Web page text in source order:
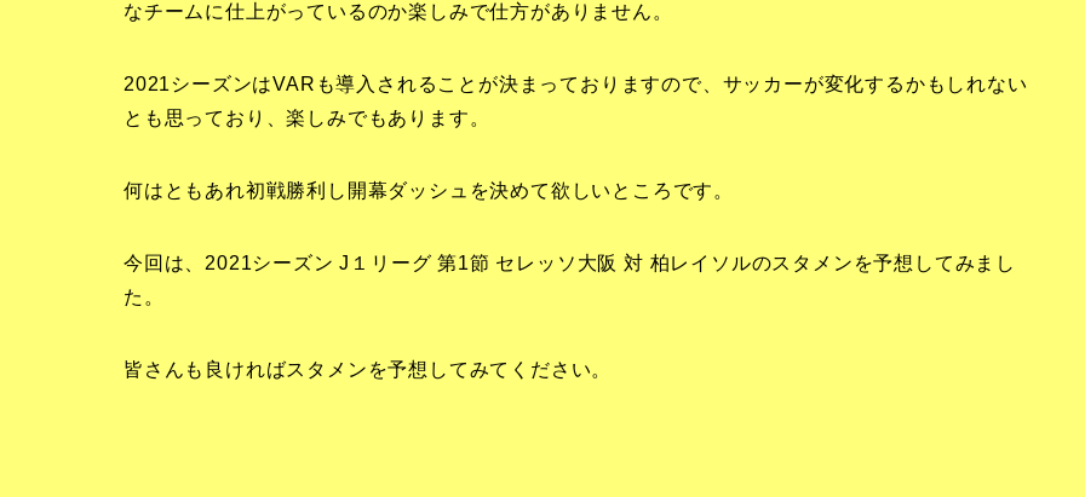
なチームに仕上がっているのか楽しみで仕方がありません。
2021シーズンはVARも導入されることが決まっておりますので、サッカーが変化するかもしれない
とも思っており、楽しみでもあります。
何はともあれ初戦勝利し開幕ダッシュを決めて欲しいところです。
今回は、2021シーズン J１リーグ 第1節 セレッソ大阪 対 柏レイソルのスタメンを予想してみまし
た。
皆さんも良ければスタメンを予想してみてください。